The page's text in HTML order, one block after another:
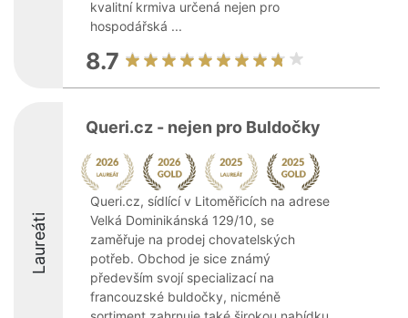
kvalitní krmiva určená nejen pro
hospodářská ...
8.7
Laureáti
Queri.cz - nejen pro Buldočky
Queri.cz, sídlící v Litoměřicích na adrese
Velká Dominikánská 129/10, se
zaměřuje na prodej chovatelských
potřeb. Obchod je sice známý
především svojí specializací na
francouzské buldočky, nicméně